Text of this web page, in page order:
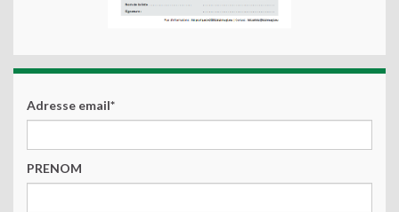
Adresse email*
PRENOM